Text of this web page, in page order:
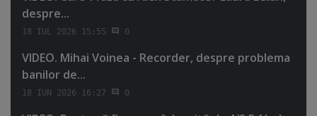
despre...
18 IUL 2026 15:55 0
VIDEO. Mihai Voinea - Recorder, despre problema
banilor de...
18 IUN 2026 16:27 0